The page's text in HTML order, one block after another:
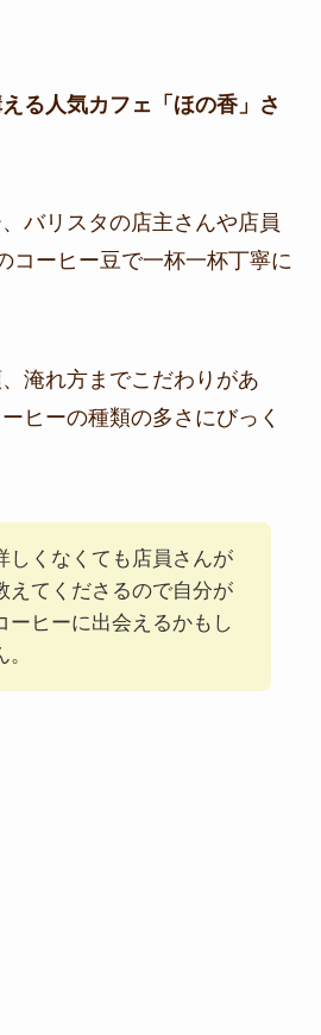
る人気カフェ「ほの香」さ
バリスタの店主さんや店員
コーヒー豆で一杯一杯丁寧に
淹れ方までこだわりがあ
ヒーの種類の多さにびっく
しくなくても店員さんが
えてくださるので自分が
ーヒーに出会えるかもし